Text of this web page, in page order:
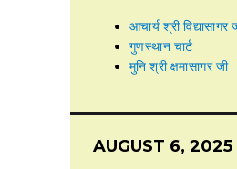
आचार्य श्री विद्यासागर
गुणस्थान चार्ट
मुनि श्री क्षमासागर जी
AUGUST 6, 2025